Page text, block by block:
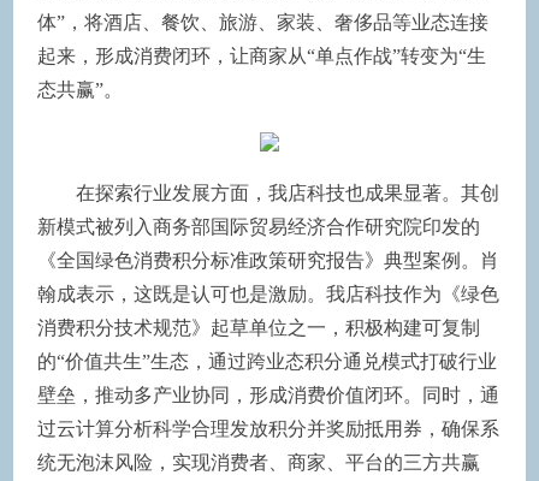
体”，将酒店、餐饮、旅游、家装、奢侈品等业态连接
起来，形成消费闭环，让商家从“单点作战”转变为“生
态共赢”。
在探索行业发展方面，我店科技也成果显著。其创
新模式被列入商务部国际贸易经济合作研究院印发的
《全国绿色消费积分标准政策研究报告》典型案例。肖
翰成表示，这既是认可也是激励。我店科技作为《绿色
消费积分技术规范》起草单位之一，积极构建可复制
的“价值共生”生态，通过跨业态积分通兑模式打破行业
壁垒，推动多产业协同，形成消费价值闭环。同时，通
过云计算分析科学合理发放积分并奖励抵用券，确保系
统无泡沫风险，实现消费者、商家、平台的三方共赢